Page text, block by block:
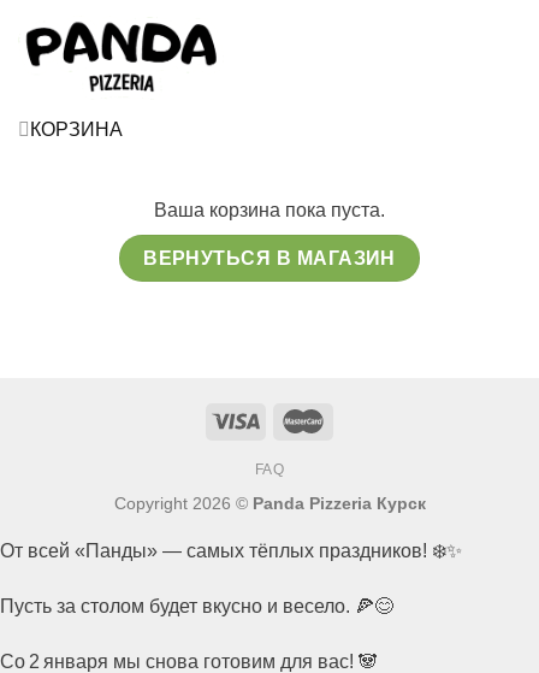
КОРЗИНА
Ваша корзина пока пуста.
ВЕРНУТЬСЯ В МАГАЗИН
FAQ
Copyright 2026 © Panda Pizzeria Курск
От всей «Панды» — самых тёплых праздников! ❄️✨
Пусть за столом будет вкусно и весело. 🍕😊
Со 2 января мы снова готовим для вас! 🐼